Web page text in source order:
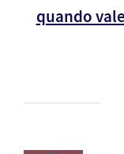
quando